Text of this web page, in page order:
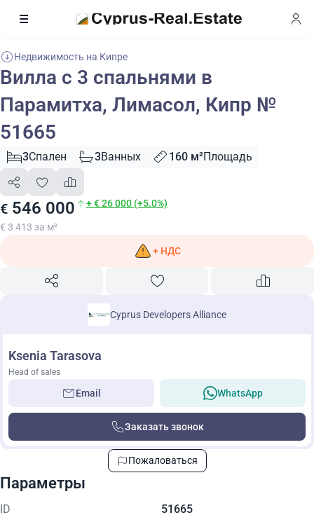
Недвижимость на Кипре
Вилла с 3 спальнями в
Парамитха, Лимасол, Кипр №
51665
3Спален 3Ванных 160 м²Площадь
€ 546 000 + € 26 000 (+5.0%)
€ 3 413 за м²
+ НДС
Cyprus Developers Alliance
Ksenia Tarasova
Head of sales
Email WhatsApp
Заказать звонок
Пожаловаться
Параметры
ID 51665